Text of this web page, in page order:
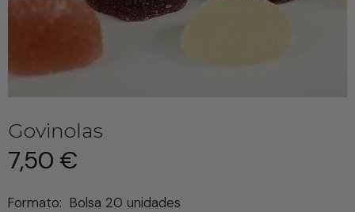
Govinolas
7,50 €
Formato: Bolsa 20 unidades